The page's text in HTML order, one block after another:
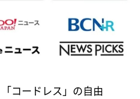
コードレス」の自由